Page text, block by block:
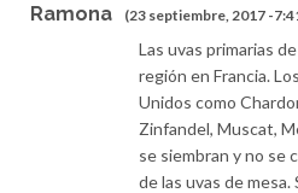
Ramona (23 septiembre, 2017 -
Las uvas primarias
región en Francia.
Unidos como
Zinfandel, Muscat,
se siembran y no
de las uvas de